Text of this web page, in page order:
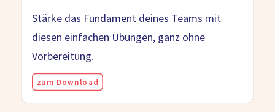
Stärke das Fundament deines Teams mit
diesen einfachen Übungen, ganz ohne
Vorbereitung.
zum Download